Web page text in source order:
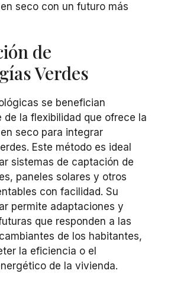
seco con un futuro más
de
Verdes
se benefician
de la flexibilidad que ofrece la
seco para integrar
Este método es ideal
sistemas de captación de
paneles solares y otros
con facilidad. Su
permite adaptaciones y
que responden a las
de los habitantes,
la eficiencia o el
de la vivienda.